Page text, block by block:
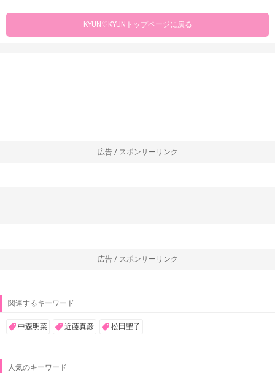
KYUN♡KYUNトップページに戻る
広告 / スポンサーリンク
広告 / スポンサーリンク
関連するキーワード
中森明菜 近藤真彦 松田聖子
人気のキーワード